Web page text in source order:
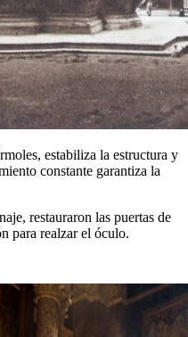
estabiliza la estructura y
constante garantiza la
restauraron las puertas de
para realzar el óculo.